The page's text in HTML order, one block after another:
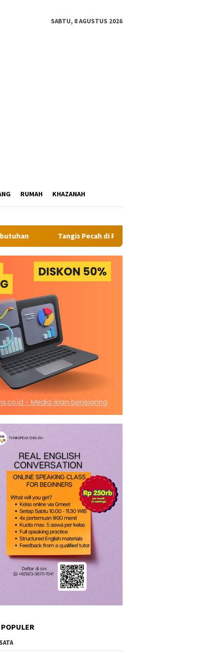
SABTU, 8 AGUSTUS 2026
RUMAH KHAZANAH
Tangis Pecah di Pasar Kaget Binjai: Emosi Seorang Wanita